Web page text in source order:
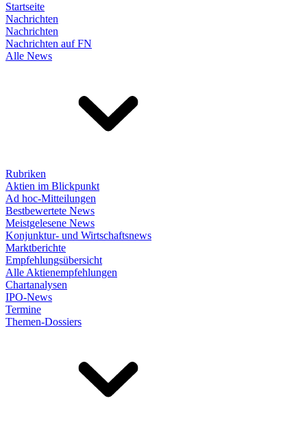
Startseite
Nachrichten
Nachrichten
Nachrichten auf FN
Alle News
Rubriken
Aktien im Blickpunkt
Ad hoc-Mitteilungen
Bestbewertete News
Meistgelesene News
Konjunktur- und Wirtschaftsnews
Marktberichte
Empfehlungsübersicht
Alle Aktienempfehlungen
Chartanalysen
IPO-News
Termine
Themen-Dossiers